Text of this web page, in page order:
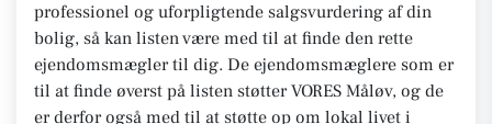
professionel og uforpligtende salgsvurdering af din
bolig, så kan listen være med til at finde den rette
ejendomsmægler til dig. De ejendomsmæglere som er
til at finde øverst på listen støtter VORES Måløv, og de
er derfor også med til at støtte op om lokal livet i